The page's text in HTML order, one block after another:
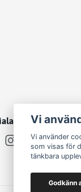
medier
Vi
Vi använder
som visas för
tänkbara
Godkänn